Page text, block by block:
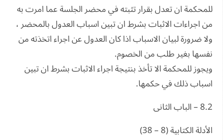
للمحكمة ان تعدل بقرار تثبته في محضر الجلسة عما امرت به
من اجراءات الاثبات بشرط ان تبين اسباب العدول بالمحضر ،
ولا ضرورة لبيان الاسباب اذا كان العدول عن اجراء اتخذته من
نفسها بغير طلب من الخصوم.
ويجوز للمحكمة الا تأخذ بنتيجة اجراء الاثبات بشرط ان تبين
اسباب ذلك في حكمها.
8.2 – الباب الثانى
الأدلة الكتابية (8 – 38)